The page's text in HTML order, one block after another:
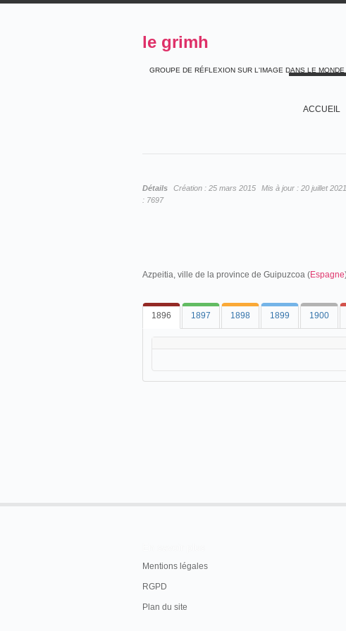
le grimh
GROUPE DE RÉFLEXION SUR L'IMAGE DANS LE MONDE
ACCUEIL
Détails Création : 25 mars 2015 Mis à jour : 20 juillet 2021
: 7697
Azpeitia, ville de la province de Guipuzcoa (Espagne
1896 1897 1898 1899 1900
Mentions légales
RGPD
Plan du site